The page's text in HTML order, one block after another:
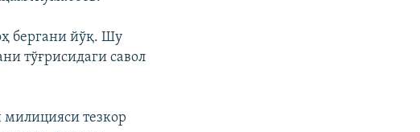
бергани йўқ. Шу
тўғрисидаги савол
тезкор